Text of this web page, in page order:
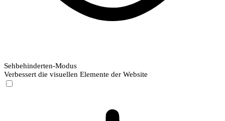
Sehbehinderten-Modus
Verbessert die visuellen Elemente der Website